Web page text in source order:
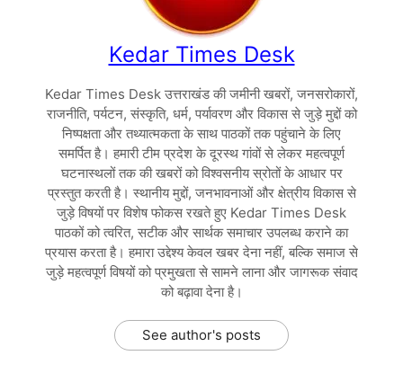
Kedar Times Desk
Kedar Times Desk उत्तराखंड की जमीनी खबरों, जनसरोकारों,
राजनीति, पर्यटन, संस्कृति, धर्म, पर्यावरण और विकास से जुड़े मुद्दों को
निष्पक्षता और तथ्यात्मकता के साथ पाठकों तक पहुंचाने के लिए
समर्पित है। हमारी टीम प्रदेश के दूरस्थ गांवों से लेकर महत्वपूर्ण
घटनास्थलों तक की खबरों को विश्वसनीय स्रोतों के आधार पर
प्रस्तुत करती है। स्थानीय मुद्दों, जनभावनाओं और क्षेत्रीय विकास से
जुड़े विषयों पर विशेष फोकस रखते हुए Kedar Times Desk
पाठकों को त्वरित, सटीक और सार्थक समाचार उपलब्ध कराने का
प्रयास करता है। हमारा उद्देश्य केवल खबर देना नहीं, बल्कि समाज से
जुड़े महत्वपूर्ण विषयों को प्रमुखता से सामने लाना और जागरूक संवाद
को बढ़ावा देना है।
See author's posts